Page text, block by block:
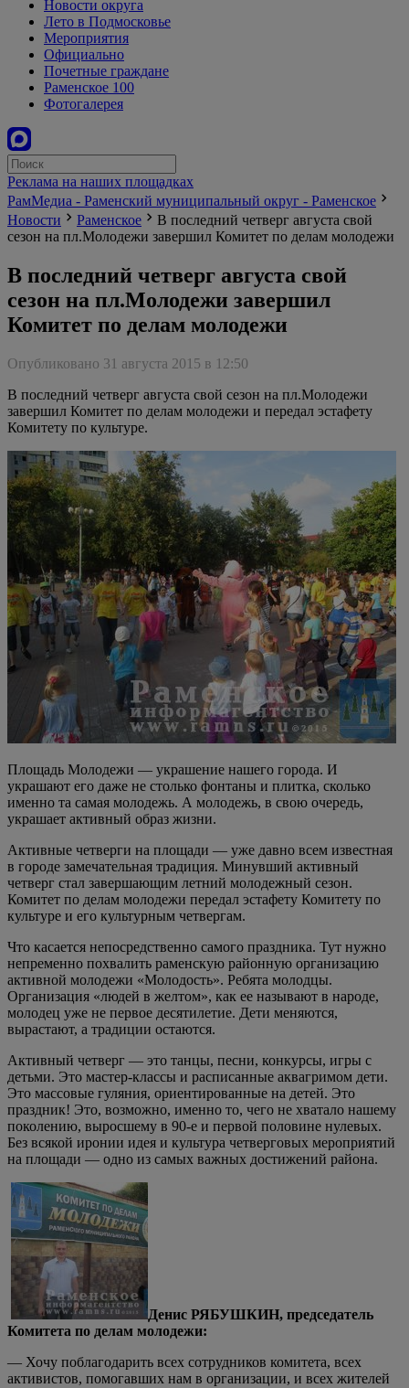
Новости округа
Лето в Подмосковье
Мероприятия
Официально
Почетные граждане
Раменское 100
Фотогалерея
Реклама на наших площадках
РамМедиа - Раменский муниципальный округ - Раменское
Новости
Раменское
В последний четверг августа свой
сезон на пл.Молодежи завершил Комитет по делам молодежи
В последний четверг августа свой
сезон на пл.Молодежи завершил
Комитет по делам молодежи
Опубликовано 31 августа 2015 в 12:50
В последний четверг августа свой сезон на пл.Молодежи
завершил Комитет по делам молодежи и передал эстафету
Комитету по культуре.
Площадь Молодежи — украшение нашего города. И
украшают его даже не столько фонтаны и плитка, сколько
именно та самая молодежь. А молодежь, в свою очередь,
украшает активный образ жизни.
Активные четверги на площади — уже давно всем известная
в городе замечательная традиция. Минувший активный
четверг стал завершающим летний молодежный сезон.
Комитет по делам молодежи передал эстафету Комитету по
культуре и его культурным четвергам.
Что касается непосредственно самого праздника. Тут нужно
непременно похвалить раменскую районную организацию
активной молодежи «Молодость». Ребята молодцы.
Организация «людей в желтом», как ее называют в народе,
молодец уже не первое десятилетие. Дети меняются,
вырастают, а традиции остаются.
Активный четверг — это танцы, песни, конкурсы, игры с
детьми. Это мастер-классы и расписанные аквагримом дети.
Это массовые гуляния, ориентированные на детей. Это
праздник! Это, возможно, именно то, чего не хватало нашему
поколению, выросшему в 90-е и первой половине нулевых.
Без всякой иронии идея и культура четверговых мероприятий
на площади — одно из самых важных достижений района.
Денис РЯБУШКИН, председатель
Комитета по делам молодежи:
— Хочу поблагодарить всех сотрудников комитета, всех
активистов, помогавших нам в организации, и всех жителей